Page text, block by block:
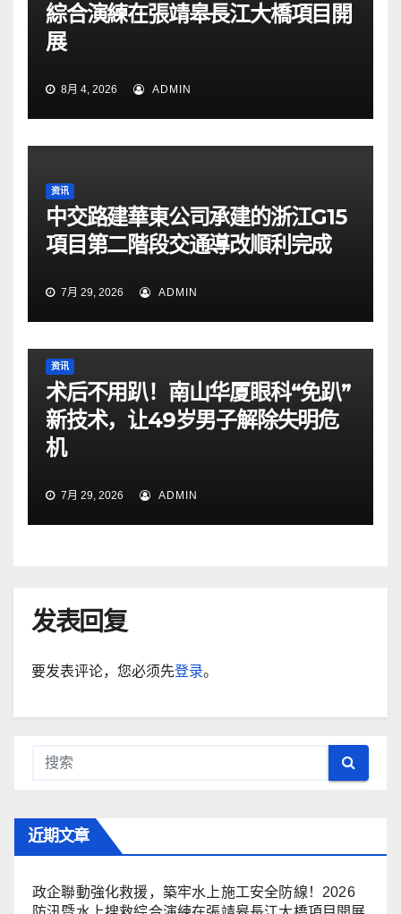
綜合演練在張靖皋長江大橋項目開
展
8月 4, 2026 ADMIN
资讯
中交路建華東公司承建的浙江G15
項目第二階段交通導改順利完成
7月 29, 2026 ADMIN
资讯
术后不用趴！南山华厦眼科“免趴”
新技术，让49岁男子解除失明危
机
7月 29, 2026 ADMIN
发表回复
要发表评论，您必须先登录。
近期文章
政企聯動強化救援，築牢水上施工安全防線！2026